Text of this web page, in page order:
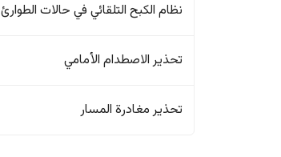
نظام الكبح التلقائي في حالات الطوارئ
تحذير الاصطدام الأمامي
تحذير مغادرة المسار